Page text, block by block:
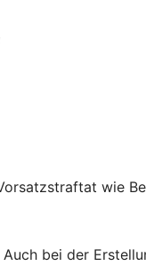
wie
bei der